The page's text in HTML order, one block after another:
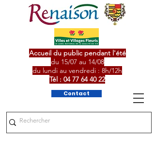
Contact
Accueil du public pendant l'été
du 15/07 au 14/08
du lundi au vendredi : 8h/12h
Tél : 04 77 64 40 22